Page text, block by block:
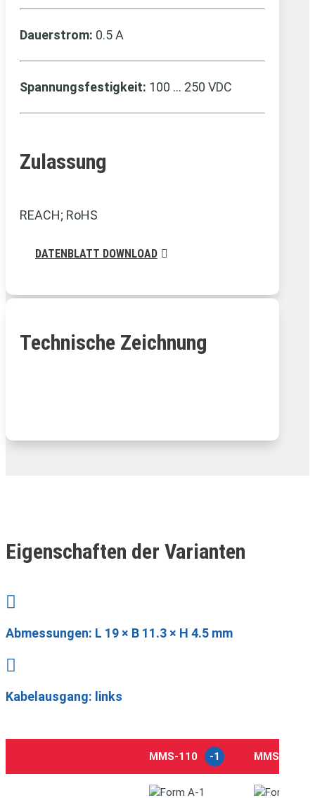
Dauerstrom: 0.5 A
Spannungsfestigkeit: 100 … 250 VDC
Zulassung
REACH; RoHS
DATENBLATT DOWNLOAD
Technische Zeichnung
Eigenschaften der Varianten

Abmessungen: L 19 × B 11.3 × H 4.5 mm

Kabelausgang: links
MMS-110 -1 MMS-110